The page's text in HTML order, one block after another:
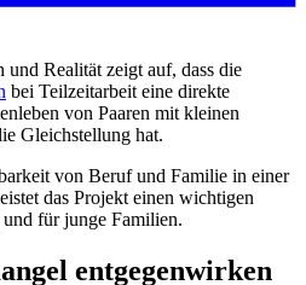
Realität zeigt auf, dass die
bei Teilzeitarbeit eine direkte
von Paaren mit kleinen
Gleichstellung hat.
von Beruf und Familie in einer
das Projekt einen wichtigen
für junge Familien.
entgegenwirken